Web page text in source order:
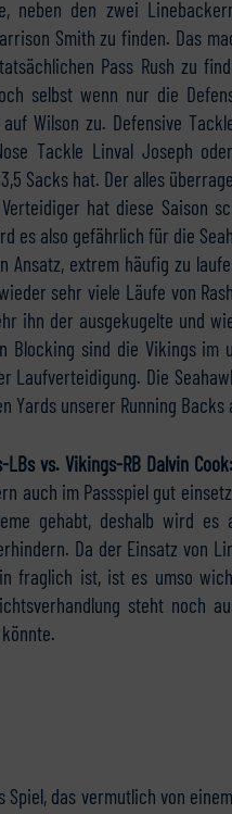
neben den zwei
Smith zu finden. Das
Pass Rush zu
selbst wenn nur die
Wilson zu. Defensive
Tackle Linval Joseph
Sacks hat. Der alles
hat diese Saison
es also gefährlich für die
Ansatz, extrem häufig zu
sehr viele Läufe von
ihn der ausgekugelte und
Blocking sind die Vikings
Laufverteidigung. Die
Yards unserer Running
vs. Vikings-RB Dalvin Cook:
auch im Passspiel gut
gehabt, deshalb wird es
Da der Einsatz von
fraglich ist, ist es umso
steht noch
Spiel, das vermutlich von